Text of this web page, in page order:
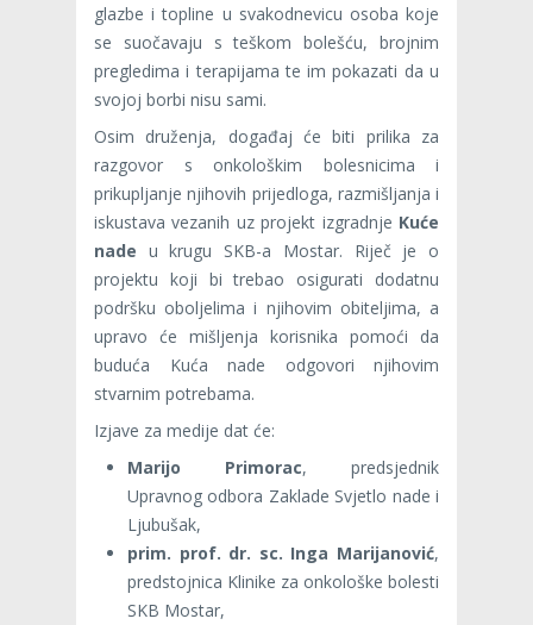
glazbe i topline u svakodnevicu osoba koje
se suočavaju s teškom bolešću, brojnim
pregledima i terapijama te im pokazati da u
svojoj borbi nisu sami.
Osim druženja, događaj će biti prilika za
razgovor s onkološkim bolesnicima i
prikupljanje njihovih prijedloga, razmišljanja i
iskustava vezanih uz projekt izgradnje Kuće
nade u krugu SKB-a Mostar. Riječ je o
projektu koji bi trebao osigurati dodatnu
podršku oboljelima i njihovim obiteljima, a
upravo će mišljenja korisnika pomoći da
buduća Kuća nade odgovori njihovim
stvarnim potrebama.
Izjave za medije dat će:
Marijo Primorac, predsjednik
Upravnog odbora Zaklade Svjetlo nade i
Ljubušak,
prim. prof. dr. sc. Inga Marijanović,
predstojnica Klinike za onkološke bolesti
SKB Mostar,